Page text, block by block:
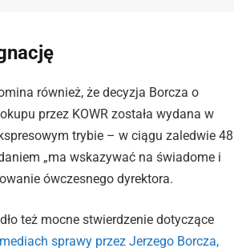
również, że decyzja Borcza o
przez KOWR została wydana w
trybie – w ciągu zaledwie 48
„ma wskazywać na świadome i
ówczesnego dyrektora.
też mocne stwierdzenie dotyczące
sprawy przez Jerzego Borcza,